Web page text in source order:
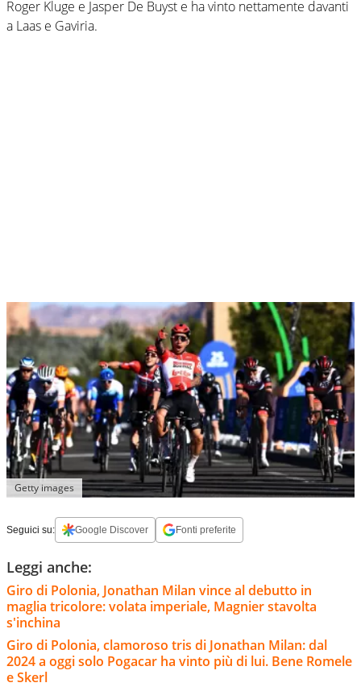
Roger Kluge e Jasper De Buyst e ha vinto nettamente davanti
a Laas e Gaviria.
Getty images
Seguici su: Google Discover Fonti preferite
Leggi anche:
Giro di Polonia, Jonathan Milan vince al debutto in
maglia tricolore: volata imperiale, Magnier stavolta
s'inchina
Giro di Polonia, clamoroso tris di Jonathan Milan: dal
2024 a oggi solo Pogacar ha vinto più di lui. Bene Romele
e Skerl